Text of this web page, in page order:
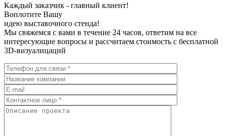
Каждый заказчик - главный клиент!
Воплотите Вашу
идею выставочного стенда!
Мы свяжемся с вами в течение 24 часов, ответим на все
интересующие вопросы и рассчитаем стоимость с бесплатной
3D-визуалицаций